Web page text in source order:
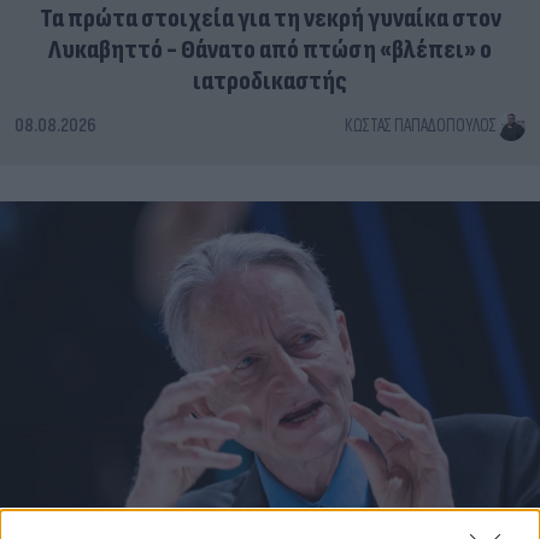
Τα πρώτα στοιχεία για τη νεκρή γυναίκα στον
Λυκαβηττό - Θάνατο από πτώση «βλέπει» ο
ιατροδικαστής
08.08.2026 ΚΏΣΤΑΣ ΠΑΠΑΔΌΠΟΥΛΟΣ